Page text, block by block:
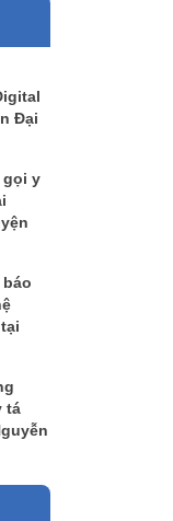
Đại
gọi y
tá